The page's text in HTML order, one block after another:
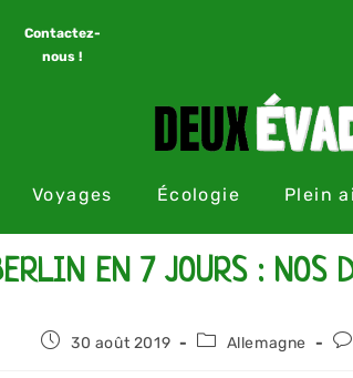
Contactez-
nous !
Voyages Écologie Plein
EN 7 JOURS : NOS
30 août 2019 Allemagne